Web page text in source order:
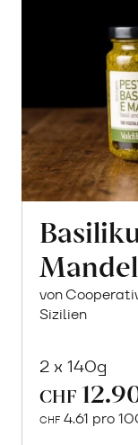
von
Sizilien
2 x 140g
CHF
CHF 4.61 pro